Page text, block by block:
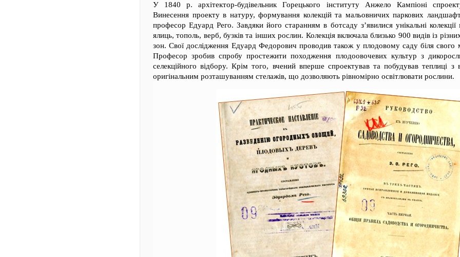
У 1840 р. архітектор-будівельник Горецького інституту Анжело Кампіоні
Винесення проекту в натуру, формування колекцій та мальовничих паркових
професор Едуард Рего. Завдяки його старанням в ботсаду з’явилися унікальні
ялиць, тополь, верб, бузків та інших рослин. Колекція включала близько 900 видів із
зон. Свої дослідження Едуард Федорович проводив також у плодовому саду біля свого
Професор зробив спробу простежити походження плодоовочевих культур з
селекційного відбору. Крім того, вчений вперше спроектував та побудував теплиці
оригінальним розташуванням стелажів, що дозволяють рівномірно освітлювати рослини.